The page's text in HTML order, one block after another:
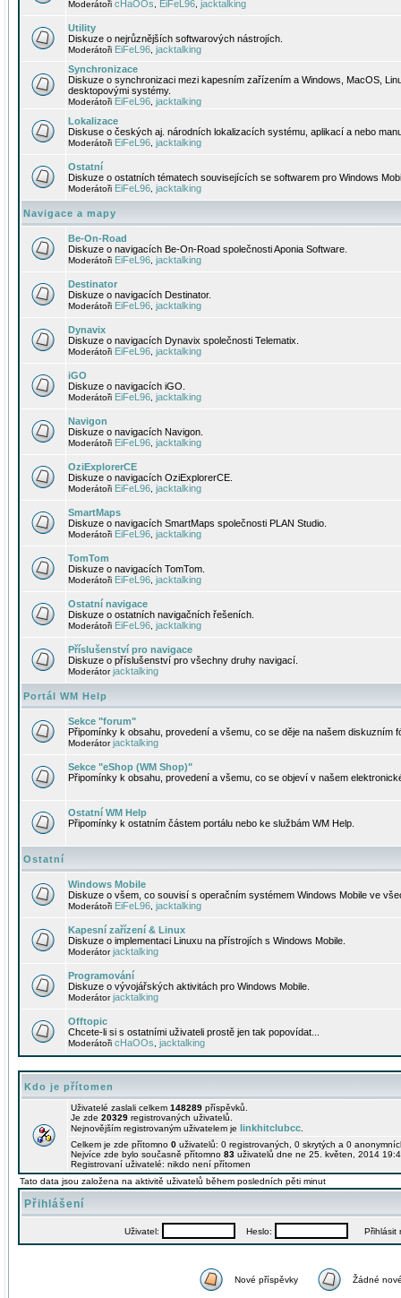
Moderátoři cHaOOs EiFeL96 jacktalking
Utility
Diskuze o nejrůznějších softwarových nástrojích.
Moderátoři EiFeL96 jacktalking
Synchronizace
Diskuze o synchronizaci mezi kapesním zařízením a Windows, MacOS,
desktopovými systémy.
Moderátoři EiFeL96 jacktalking
Lokalizace
Diskuse o českých aj. národních lokalizacích systému, aplikací a nebo
Moderátoři EiFeL96 jacktalking
Ostatní
Diskuze o ostatních tématech souvisejících se softwarem pro Windows
Moderátoři EiFeL96 jacktalking
Navigace a mapy
Be-On-Road
Diskuze o navigacích Be-On-Road společnosti Aponia Software.
Moderátoři EiFeL96 jacktalking
Destinator
Diskuze o navigacích Destinator.
Moderátoři EiFeL96 jacktalking
Dynavix
Diskuze o navigacích Dynavix společnosti Telematix.
Moderátoři EiFeL96 jacktalking
iGO
Diskuze o navigacích iGO.
Moderátoři EiFeL96 jacktalking
Navigon
Diskuze o navigacích Navigon.
Moderátoři EiFeL96 jacktalking
OziExplorerCE
Diskuze o navigacích OziExplorerCE.
Moderátoři EiFeL96 jacktalking
SmartMaps
Diskuze o navigacích SmartMaps společnosti PLAN Studio.
Moderátoři EiFeL96 jacktalking
TomTom
Diskuze o navigacích TomTom.
Moderátoři EiFeL96 jacktalking
Ostatní navigace
Diskuze o ostatních navigačních řešeních.
Moderátoři EiFeL96 jacktalking
Příslušenství pro navigace
Diskuze o příslušenství pro všechny druhy navigací.
Moderátorjacktalking
Portál WM Help
Sekce "forum"
Připomínky k obsahu, provedení a všemu, co se děje na našem diskuzním
Moderátorjacktalking
Sekce "eShop (WM Shop)"
Připomínky k obsahu, provedení a všemu, co se objeví v našem
Ostatní WM Help
Připomínky k ostatním částem portálu nebo ke službám WM Help.
Ostatní
Windows Mobile
Diskuze o všem, co souvisí s operačním systémem Windows Mobile ve
Moderátoři EiFeL96 jacktalking
Kapesní zařízení & Linux
Diskuze o implementaci Linuxu na přístrojích s Windows Mobile.
Moderátorjacktalking
Programování
Diskuze o vývojářských aktivitách pro Windows Mobile.
Moderátorjacktalking
Offtopic
Chcete-li si s ostatními uživateli prostě jen tak popovídat...
Moderátoři cHaOOs jacktalking
Kdo je přítomen
Uživatelé zaslali celkem 148289 příspěvků.
Je zde 20329 registrovaných uživatelů.
Nejnovějším registrovaným uživatelem je linkhitclubcc
Celkem je zde přítomno 0 uživatelů: 0 registrovaných, 0 skrytých a 0
Nejvíce zde bylo současně přítomno 83 uživatelů dne ne 25. květen, 2014
Registrovaní uživatelé: nikdo není přítomen
Tato data jsou založena na aktivitě uživatelů během posledních pěti minut
Přihlášení
Uživatel: Heslo: Přihlásit
Nové příspěvky Žádné